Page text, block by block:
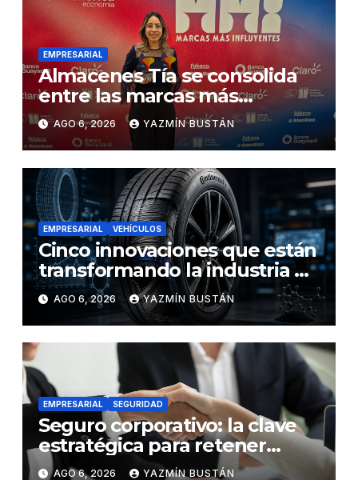
EMPRESARIAL
Almacenes Tía se consolida
entre las marcas más
influyentes del Ecuador
AGO 6, 2026 YAZMÍN BUSTÁN
EMPRESARIAL VEHÍCULOS
Cinco innovaciones que están
transformando la industria de
los neumáticos y redefinen el
futuro de la movilidad
AGO 6, 2026 YAZMÍN BUSTÁN
EMPRESARIAL SEGURIDAD
Seguro corporativo: la clave
estratégica para retener
talento en Ecuador
AGO 6, 2026 YAZMÍN BUSTÁN